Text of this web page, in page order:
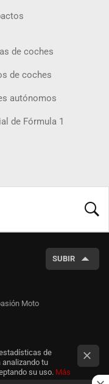
de coches
de coches
autónomos
de Fórmula 1
SUBIR
Moto
de
tu
su uso. Más